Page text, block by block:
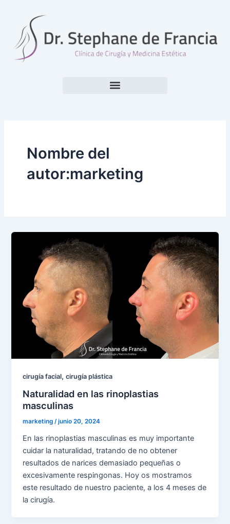
contenido
Nombre del
autor:marketing
cirugía facial,cirugía plástica
Naturalidad en las rinoplastias
masculinas
marketing/junio 20, 2024
En las rinoplastias masculinas es muy importante
cuidar la naturalidad, tratando de no obtener
resultados de narices demasiado pequeñas o
excesivamente respingonas. Hoy os mostramos
este resultado de nuestro paciente, a los 4 meses de
la cirugía.
entradas